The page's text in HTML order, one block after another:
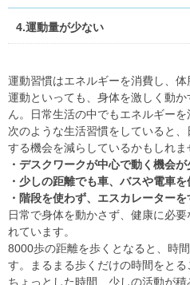
4.運動量が少ない
運動習慣はエネルギーを消費し、体
運動といっても、身体を激しく動
ん。日常生活の中でもエネルギーを
次のような生活習慣をしていると
する機会を減らしているかもしれま
・デスクワークが中心で動く機会
・少しの距離でも車、バスや電車
・階段を使わず、エスカレーターを
日常で身体を動かさず、健康に必
れています。
8000歩の距離を歩くとなると、時
す。まるまる歩くだけの時間をと
ちょっとした時間、少しの活動が